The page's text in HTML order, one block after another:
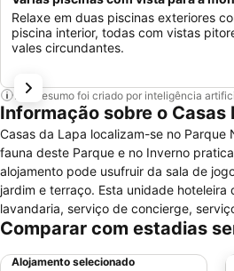
Relaxe em duas piscinas exteriores
piscina interior, todas com vistas
vales circundantes.
Este resumo foi criado por inteligência
Informação sobre o Casas
Casas da Lapa localizam-se no
fauna deste Parque e no Inverno
alojamento pode usufruir da sala de
jardim e terraço. Esta unidade
lavandaria, serviço de concierge,
negócios. Os 8 quartos, todos para não fumadores, oferecem uma decoração contemporânea, dispondo de comodidades que incluem janelas
A casa de banho está presente em
Comparar com estadias
Alojamento selecionado